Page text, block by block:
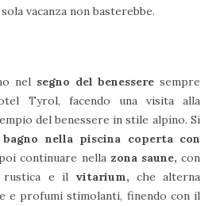
vacanza non basterebbe.
nel segno del benessere sempre
Tyrol, facendo una visita alla
del benessere in stile alpino. Si
bagno nella piscina coperta con
continuare nella zona saune, con
rustica e ilvitarium, che alterna
e profumi stimolanti, finendo con il